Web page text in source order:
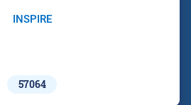
INSPIRE
57064